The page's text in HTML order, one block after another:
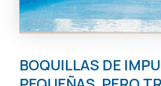
BOQUILLAS DE